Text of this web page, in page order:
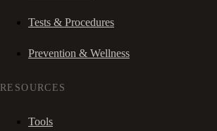
Tests & Procedures
Prevention & Wellness
RESOURCES
Tools